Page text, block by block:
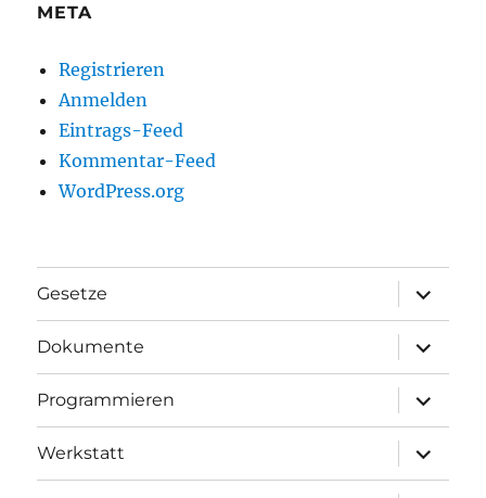
META
Registrieren
Anmelden
Eintrags-Feed
Kommentar-Feed
WordPress.org
Gesetze
anzeigen
Dokumente
anzeigen
Programmieren
anzeigen
Werkstatt
anzeigen